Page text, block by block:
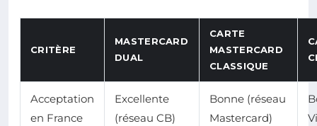
CRITÈRE
MASTERCARD
DUAL
CARTE
MASTERCARD
CLASSIQUE
Acceptation
en France
Excellente
(réseau CB)
Bonne (réseau
Mastercard)